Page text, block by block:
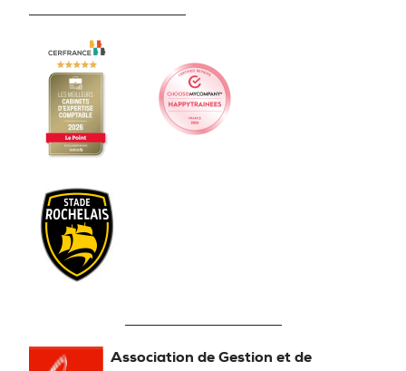
Association de Gestion et de